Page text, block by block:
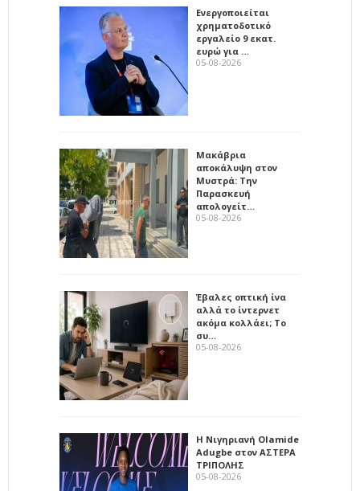
Ενεργοποιείται
χρηματοδοτικό
εργαλείο 9 εκατ.
ευρώ για …
05-08-2026
Μακάβρια
αποκάλυψη στον
Μυστρά: Την
Παρασκευή
απολογείτ…
05-08-2026
Έβαλες οπτική ίνα
αλλά το ίντερνετ
ακόμα κολλάει; Το
συ…
05-08-2026
Η Νιγηριανή Olamide
Adugbe στον ΑΣΤΕΡΑ
ΤΡΙΠΟΛΗΣ
05-08-2026